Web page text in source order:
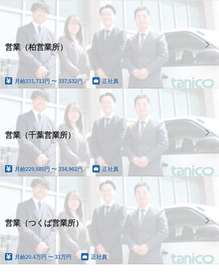
営業（柏営業所）
月給231,713円 〜 337,532円 正社員
営業（千葉営業所）
月給229,585円 〜 334,962円 正社員
営業（つくば営業所）
月給20.4万円 〜 31万円 正社員